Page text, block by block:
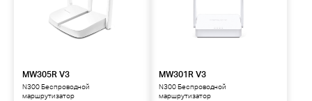
MW305R V3
N300 Беспроводной
маршрутизатор
MW301R V3
N300 Беспроводной
маршрутизатор